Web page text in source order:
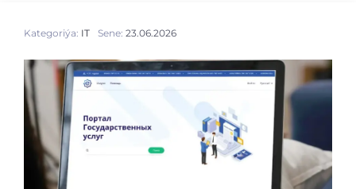
Kategoriýa: IT Sene: 23.06.2026